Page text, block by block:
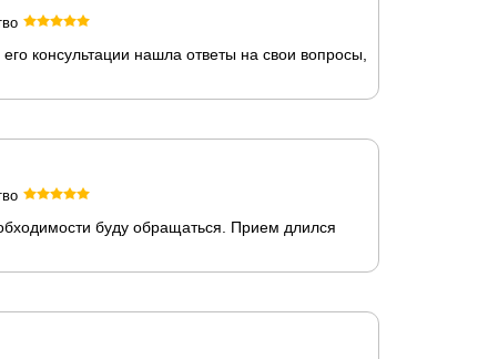
консультации нашла ответы на свои вопросы,
буду обращаться. Прием длился